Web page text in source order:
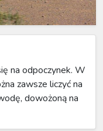
na odpoczynek. W
zawsze liczyć na
dowożoną na